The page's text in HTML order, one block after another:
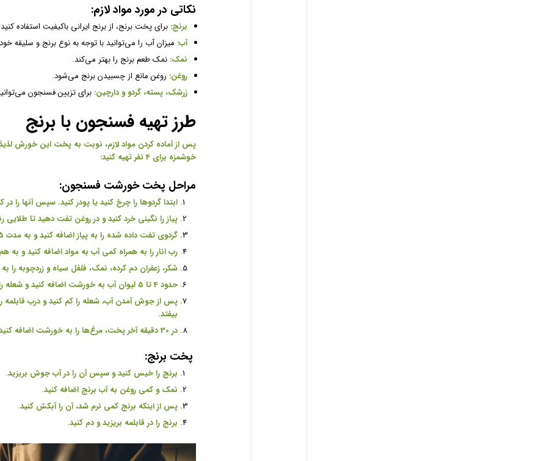
نکاتی در مورد مواد لازم:
برنج: برای پخت برنج، از برنج ایرانی باکیفیت استفاده
آب: میزان آب را می‌توانید با توجه به نوع برنج و سلیقه
نمک: نمک طعم برنج را بهتر می‌کند.
روغن: روغن مانع از چسبیدن برنج می‌شود.
زرشک، پسته، گردو و دارچین: برای تزیین فسنجون
طرز تهیه فسنجون با برنج
پس از آماده کردن مواد لازم، نوبت به پخت این خورش
خوشمزه برای 4 نفر تهیه کنید
:
مراحل پخت خورشت فسنجون:
ابتدا گردوها را چرخ کنید یا پودر کنید. سپس آنها را
پیاز را نگینی خرد کنید و در روغن تفت دهید تا
گردوی تفت داده شده را به پیاز اضافه کنید و به مدت 5 تا 10 دقیقه تفت دهید
رب انار را به همراه کمی آب به مواد اضافه کنید و به
شکر، زعفران دم کرده، نمک، فلفل سیاه و زردچوبه را
حدود 4 تا 5 لیوان آب به خورشت اضافه کنید و شعله را زیاد کنید تا آب به جوش آید
بیفتد.
در 30 دقیقه آخر پخت، مرغ‌ها را به خورشت اضافه کنید تا پخته شوند
پخت برنج:
برنج را خیس کنید و سپس آن را در آب جوش بریزید.
نمک و کمی روغن به آب برنج اضافه کنید.
پس از اینکه برنج کمی نرم شد، آن را آبکش کنید.
برنج را در قابلمه بریزید و دم کنید.